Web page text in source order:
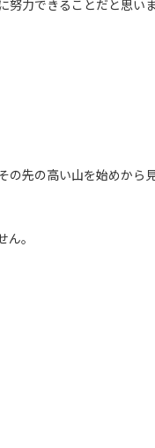
力できることだと思いま
の先の高い山を始めから
。